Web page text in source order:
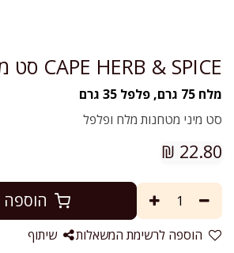
CAPE HERB & SPICE סט מיני מטחנות
מלח 75 גרם, פלפל 35 גרם
סט מיני מטחנות מלח ופלפל
22.80
₪
הוספה
הוספה לרשימת המשאלות שיתוף